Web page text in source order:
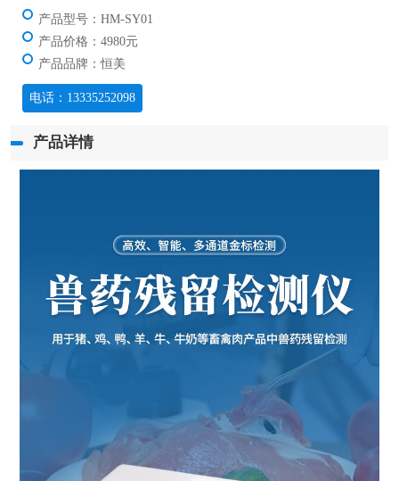
产品型号：HM-SY01
产品价格：4980元
产品品牌：恒美
电话：13335252098
产品详情